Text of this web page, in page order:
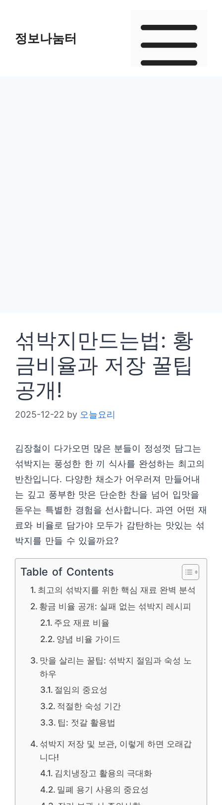
content정보나눔터
섞박지만드는법: 황
금비율과 저장 꿀팁
공개!
2025-12-22 by 오늘요리
김장철이 다가오면 많은 분들이 정성껏 담그는
섞박지는 풍성한 한 끼 식사를 완성하는 최고의
반찬입니다. 다양한 채소가 어우러져 만들어내
는 깊고 풍부한 맛은 단순한 찬을 넘어 입맛을
돋우는 특별한 경험을 선사합니다. 과연 어떤 재
료와 비율로 담가야 모두가 감탄하는 맛있는 섞
박지를 만들 수 있을까요?
Table of Contents
최고의 섞박지를 위한 핵심 재료 완벽 분석
황금 비율 공개: 실패 없는 섞박지 레시피
주요 재료 비율
양념 비율 가이드
맛을 살리는 꿀팁: 섞박지 절임과 숙성 노
하우
절임의 중요성
적절한 숙성 기간
팁: 젓갈 활용법
섞박지 저장 및 보관, 이렇게 하면 오래갑
니다!
김치냉장고 활용의 극대화
밀폐 용기 사용의 중요성